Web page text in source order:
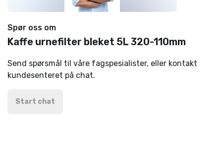
Spør oss om
Kaffe urnefilter bleket 5L 320-110mm
Send spørsmål til våre fagspesialister, eller kontakt
kundesenteret på chat.
Start chat